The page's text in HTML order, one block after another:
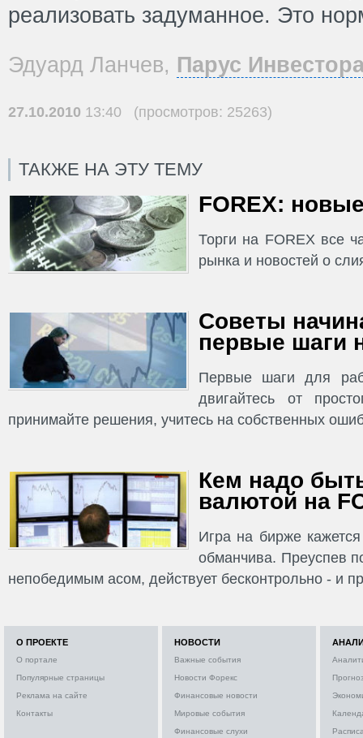
реализовать задуманное. Это
Эдуард Ланчев, Парус
27.10.2010 13:40 (просмотров: 25263)
ТАКЖЕ НА ЭТУ ТЕМУ
FOREX:
Торги на FOREX все
рынка и новостей о
Советы
первые шаги
Первые шаги для
двигайтесь от
принимайте решения, учитесь на собственных
Кем надо
валютой на
Игра на бирже
обманчива. Преуспев
непобедимым асом, действует бесконтрольно - и
О ПРОЕКТЕ
О портале
Популярные страницы
Реклама на сайте
Контакты
НОВОСТИ
Важные события
Новости Форекс
Финансовые новости
Мировые события
Финансовые слухи